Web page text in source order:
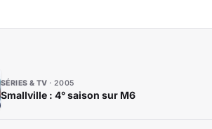
SÉRIES & TV 2005
Smallville : 4° saison sur M6